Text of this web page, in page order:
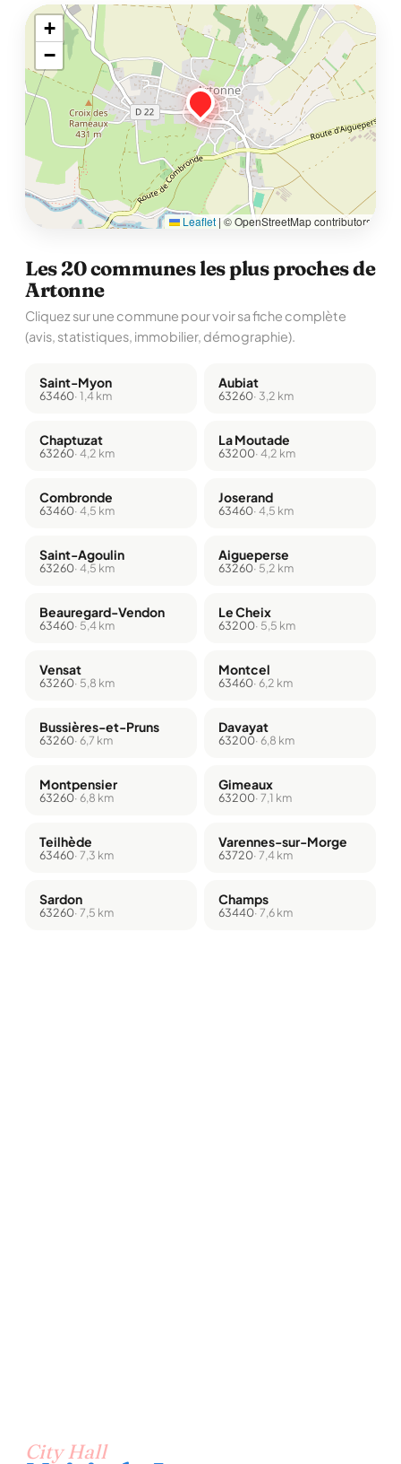
+
−
Leaflet | © OpenStreetMap contributors
Les 20 communes les plus proches de
Artonne
Cliquez sur une commune pour voir sa fiche complète
(avis, statistiques, immobilier, démographie).
Saint-Myon
63460· 1,4 km
Aubiat
63260· 3,2 km
Chaptuzat
63260· 4,2 km
La Moutade
63200· 4,2 km
Combronde
63460· 4,5 km
Joserand
63460· 4,5 km
Saint-Agoulin
63260· 4,5 km
Aigueperse
63260· 5,2 km
Beauregard-Vendon
63460· 5,4 km
Le Cheix
63200· 5,5 km
Vensat
63260· 5,8 km
Montcel
63460· 6,2 km
Bussières-et-Pruns
63260· 6,7 km
Davayat
63200· 6,8 km
Montpensier
63260· 6,8 km
Gimeaux
63200· 7,1 km
Teilhède
63460· 7,3 km
Varennes-sur-Morge
63720· 7,4 km
Sardon
63260· 7,5 km
Champs
63440· 7,6 km
City Hall